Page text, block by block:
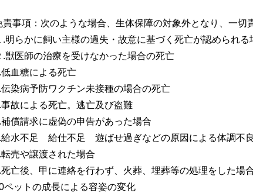
責事項：次のような場合、生体保障の対象外となり、一切
.明らかに飼い主様の過失・故意に基づく死亡が認められ
.獣医師の治療を受けなかった場合の死亡
血糖による死亡
染病予防ワクチン未接種の場合の死亡
故による死亡。逃亡及び盗難
償請求に虚偽の申告があった場合
給水不足 給仕不足 遊ばせ過ぎなどの原因による体調不
売や譲渡された場合
亡後、甲に連絡を行わず、火葬、埋葬等の処理をした場
ペットの成長による容姿の変化